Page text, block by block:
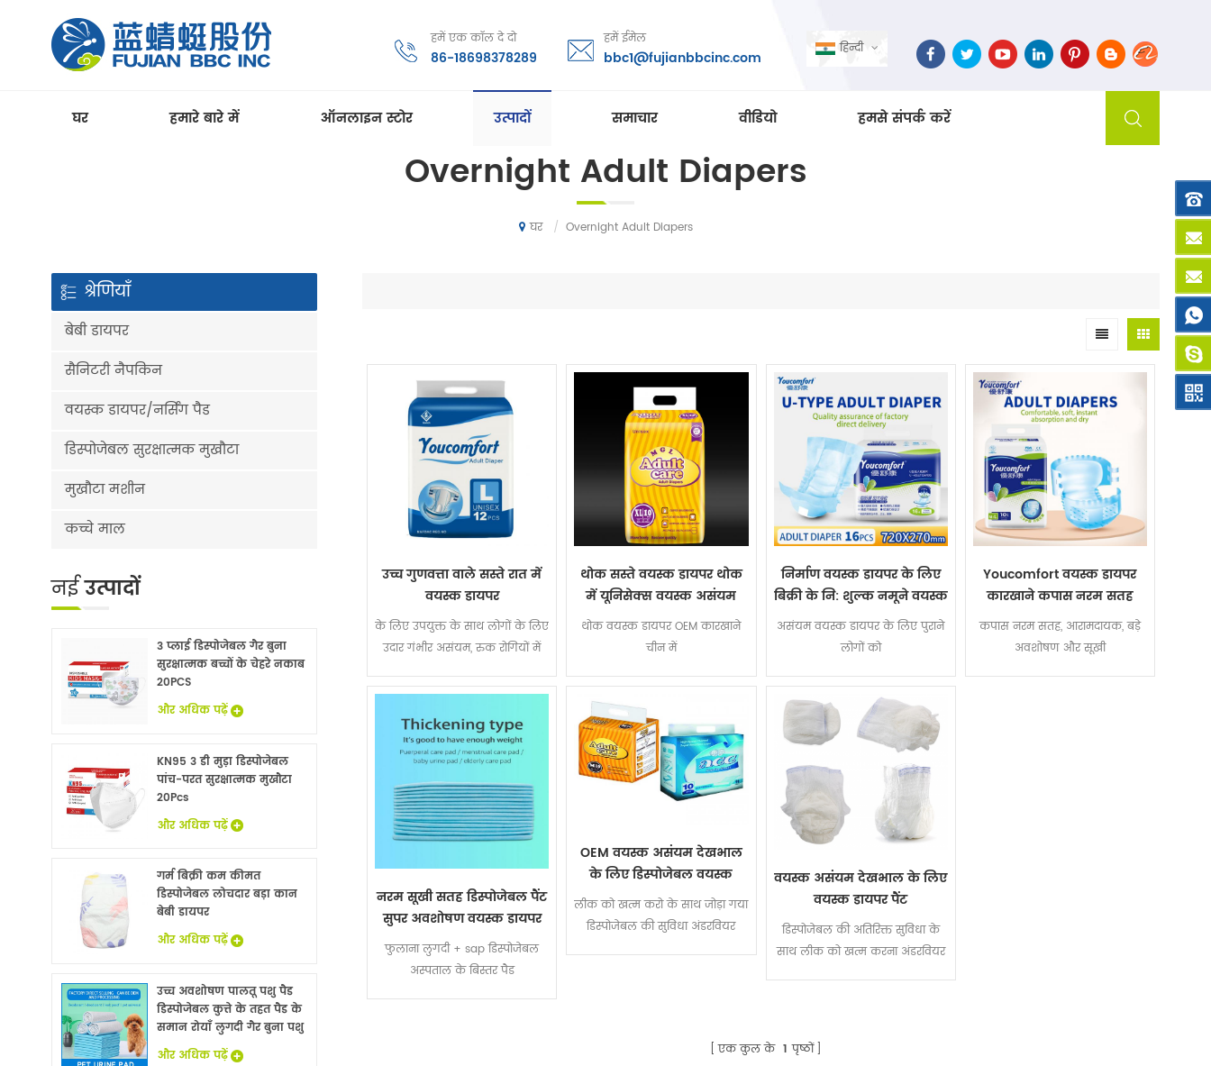
हिन्दी
हमें एक कॉल दे दो
86-18698378289
हमें ईमेल
bbc1@fujianbbcinc.com
घर हमारे बारे में ऑनलाइन स्टोर उत्पादों समाचार वीडियो हमसे संपर्क करें
Overnight Adult Diapers
घर / Overnight Adult Diapers
उच्च गुणवत्ता वाले सस्ते रात में
वयस्क डायपर
के लिए उपयुक्त के साथ लोगों के लिए
उदार गंभीर असंयम, रुक रोगियों में
आदि.
थोक सस्ते वयस्क डायपर थोक
में यूनिसेक्स वयस्क असंयम
डायपर लंगोट वयस्क के लिए
नि: शुल्क नमूने
थोक वयस्क डायपर OEM कारखाने
चीन में
निर्माण वयस्क डायपर के लिए
बिक्री के नि: शुल्क नमूने वयस्क
डायपर कारखाने में के साथ
China
असंयम वयस्क डायपर के लिए पुराने
लोगों को
Youcomfort वयस्क डायपर
कारखाने कपास नरम सतह
वयस्क डिस्पोजेबल nappies
कपास नरम सतह, आरामदायक, बड़े
अवशोषण और सूखी
नरम सूखी सतह डिस्पोजेबल पैंट
सुपर अवशोषण वयस्क डायपर
फुलाना लुगदी + sap डिस्पोजेबल
अस्पताल के बिस्तर पैड
OEM वयस्क असंयम देखभाल
के लिए डिस्पोजेबल वयस्क
डायपर पैंट
लीक को खत्म करो के साथ जोड़ा गया
डिस्पोजेबल की सुविधा अंडरवियर
वयस्क असंयम देखभाल के लिए
वयस्क डायपर पैंट
डिस्पोजेबल की अतिरिक्त सुविधा के
साथ लीक को खत्म करना अंडरवियर
एक कुल के 1 पृष्ठों
श्रेणियाँ
बेबी डायपर
सैनिटरी नैपकिन
वयस्क डायपर/नर्सिंग पैड
डिस्पोजेबल सुरक्षात्मक मुखौटा
मुखौटा मशीन
कच्चे माल
नईउत्पादों
3 प्लाई डिस्पोजेबल गैर बुना
सुरक्षात्मक बच्चों के चेहरे नकाब
20PCS
और अधिक पढ़ें
KN95 3 डी मुड़ा डिस्पोजेबल
पांच-परत सुरक्षात्मक मुखौटा
20Pcs
और अधिक पढ़ें
गर्म बिक्री कम कीमत
डिस्पोजेबल लोचदार बड़ा कान
बेबी डायपर
और अधिक पढ़ें
उच्च अवशोषण पालतू पशु पैड
डिस्पोजेबल कुत्ते के तहत पैड के
समान रोयाँ लुगदी गैर बुना पशु
बिस्तर चादरों थोक
और अधिक पढ़ें